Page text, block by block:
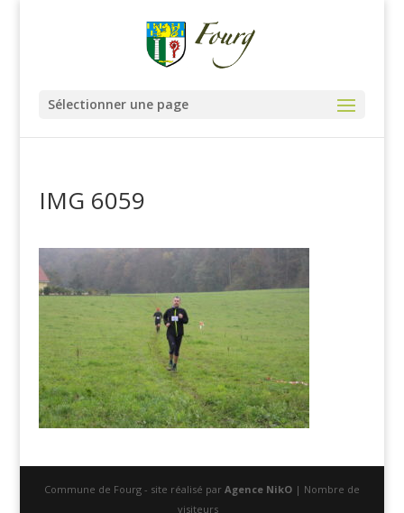
Sélectionner une page
IMG 6059
Commune de Fourg - site réalisé par Agence NikO| Nombre de
visiteurs